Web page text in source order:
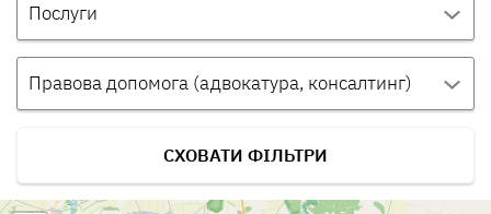
Послуги
Правова допомога (адвокатура, консалтинг)
СХОВАТИ ФІЛЬТРИ